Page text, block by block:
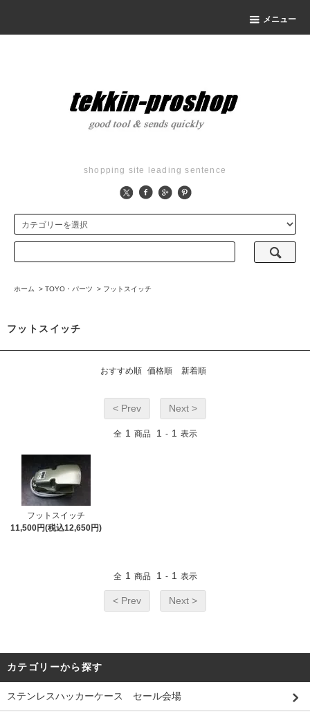
メニュー
shopping site leading sentence
ホーム > TOYO・パーツ > フットスイッチ
フットスイッチ
おすすめ順 価格順 新着順
< Prev Next >
全 1 商品 1 - 1 表示
フットスイッチ
11,500円(税込12,650円)
全 1 商品 1 - 1 表示
< Prev Next >
カテゴリーから探す
ステンレスハッカーケース セール会場